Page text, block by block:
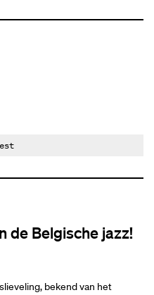
de Belgische jazz!
bekend van het